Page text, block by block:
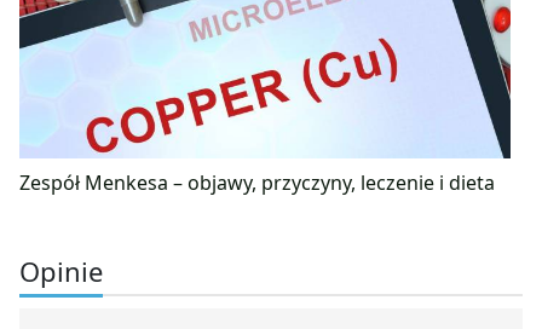
Zespół Menkesa – objawy, przyczyny, leczenie i dieta
Opinie